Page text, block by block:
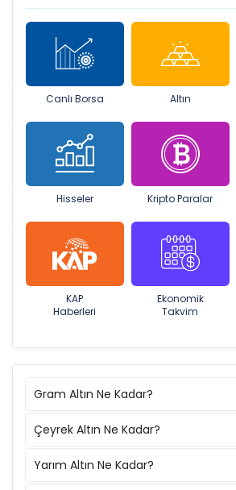
Canlı Borsa Altın
Hisseler Kripto Paralar
KAP
Haberleri
Ekonomik
Takvim
Gram Altın Ne Kadar?
Çeyrek Altın Ne Kadar?
Yarım Altın Ne Kadar?